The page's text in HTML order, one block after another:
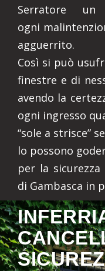
Serratore
ogni
agguerrito.
Così si può
finestre e di
avendo la
ogni ingresso
“sole a strisce” se
lo possono
per la
di Gambasca in